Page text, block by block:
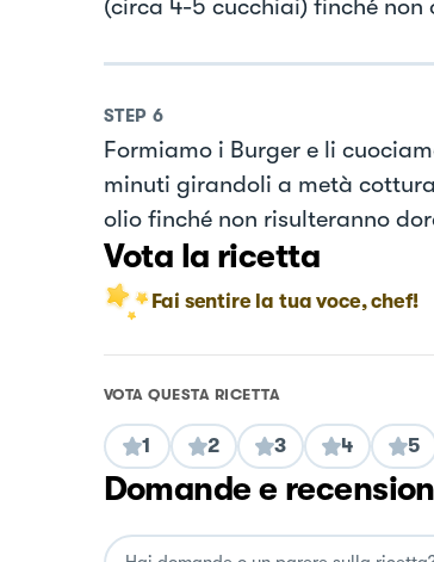
(circa 4-5 cucchiai) finché
STEP 6
Formiamo i Burger e li
minuti girandoli a metà
olio finché non risulteranno
Vota la ricetta
Fai sentire la tua voce, chef!
VOTA QUESTA RICETTA
1 2 3 4 5
Domande e